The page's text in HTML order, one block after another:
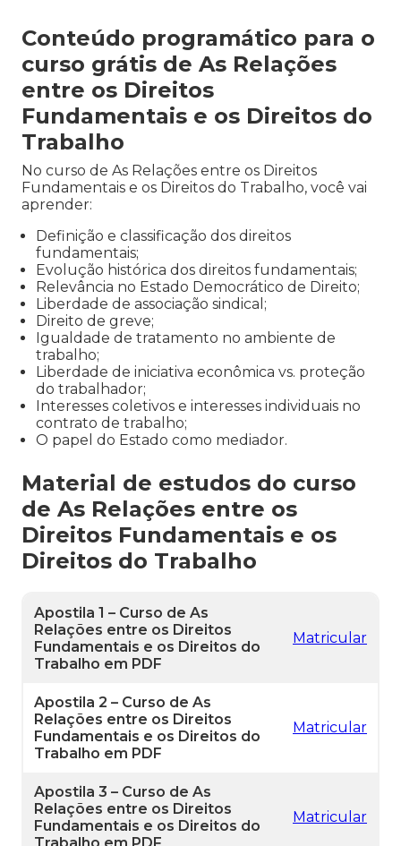
Conteúdo programático para o
curso grátis de As Relações
entre os Direitos
Fundamentais e os Direitos do
Trabalho
No curso de As Relações entre os Direitos
Fundamentais e os Direitos do Trabalho, você vai
aprender:
Definição e classificação dos direitos
fundamentais;
Evolução histórica dos direitos fundamentais;
Relevância no Estado Democrático de Direito;
Liberdade de associação sindical;
Direito de greve;
Igualdade de tratamento no ambiente de
trabalho;
Liberdade de iniciativa econômica vs. proteção
do trabalhador;
Interesses coletivos e interesses individuais no
contrato de trabalho;
O papel do Estado como mediador.
Material de estudos do curso
de As Relações entre os
Direitos Fundamentais e os
Direitos do Trabalho
Apostila 1 – Curso de As
Relações entre os Direitos
Fundamentais e os Direitos do
Trabalho em PDF
Matricular
Apostila 2 – Curso de As
Relações entre os Direitos
Fundamentais e os Direitos do
Trabalho em PDF
Matricular
Apostila 3 – Curso de As
Relações entre os Direitos
Fundamentais e os Direitos do
Matricular